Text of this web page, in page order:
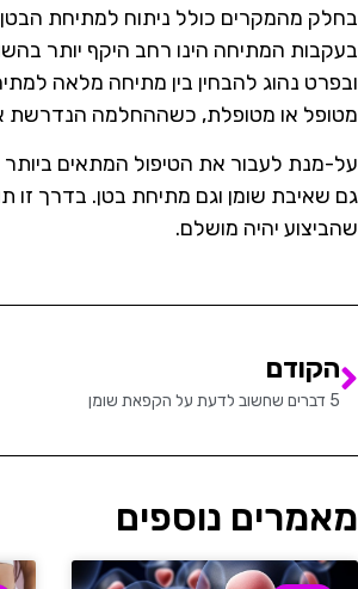
בחלק מהמקרים כולל ניתוח למתיחת
בעקבות המתיחה הינו רחב היקף יותר
ובפרט נהוג להבחין בין מתיחה מלאה
מטופל או מטופלת, כשההחלמה הנדרשת אורכת בין 10
על-מנת לעבור את הטיפול המתאים ביותר
גם שאיבת שומן וגם מתיחת בטן. בדרך זו
שהביצוע יהיה מושלם.
הקודם
5 דברים שחשוב לדעת על הקפאת שומן
מאמרים נוספים